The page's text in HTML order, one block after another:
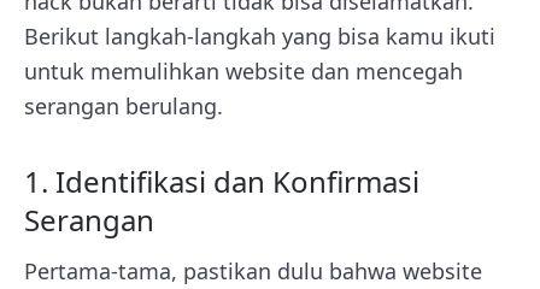
Berikut langkah-langkah yang bisa kamu ikuti
untuk memulihkan website dan mencegah
serangan berulang.
1. Identifikasi dan Konfirmasi
Serangan
Pertama-tama, pastikan dulu bahwa website